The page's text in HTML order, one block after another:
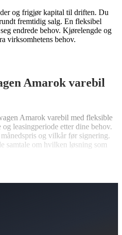
og frigjør kapital til driften. Du
fremtidig salg. En fleksibel
endrede behov. Kjørelengde og
virksomhetens behov.
Amarok varebil
Amarok varebil med fleksible
leasingperiode etter dine behov.
og vilkår før signering.
samtale om hvilken løsning som